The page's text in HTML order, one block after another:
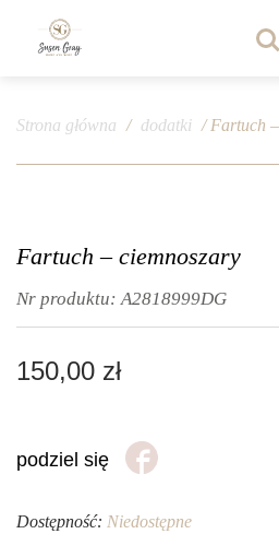
Strona główna / dodatki / Fartuch
Fartuch – ciemnoszary
Nr produktu:A2818999DG
150,00 zł
podziel się
Dostępność: Niedostępne